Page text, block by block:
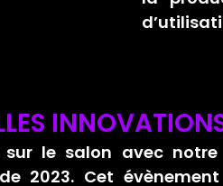
sur le salon avec
2023. Cet